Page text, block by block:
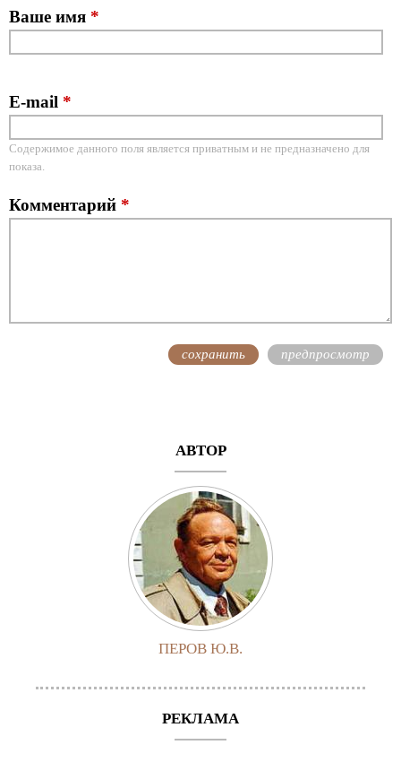
Ваше имя *
E-mail *
Содержимое данного поля является приватным и не предназначено для
показа.
Комментарий *
АВТОР
ПЕРОВ Ю.В.
РЕКЛАМА